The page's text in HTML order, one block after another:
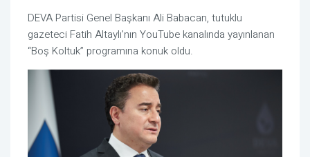
DEVA Partisi Genel Başkanı Ali Babacan, tutuklu
gazeteci Fatih Altaylı’nın YouTube kanalında yayınlanan
“Boş Koltuk” programına konuk oldu.